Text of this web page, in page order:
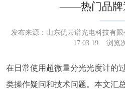
——热门品牌
发布来源： 山东优云谱光电科技有限
17:03:19 浏览
在日常使用超微量分光光度计的
类操作疑问和技术问题。本文汇